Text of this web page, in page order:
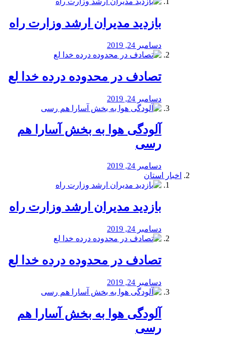
بازدید مدیران ارشد وزارت راه
دسامبر 24, 2019
تصادف در محدوده درده خدا لع
دسامبر 24, 2019
آلودگی هوا به بخش آسارا هم
رسی
دسامبر 24, 2019
اخبار استان
بازدید مدیران ارشد وزارت راه
دسامبر 24, 2019
تصادف در محدوده درده خدا لع
دسامبر 24, 2019
آلودگی هوا به بخش آسارا هم
رسی